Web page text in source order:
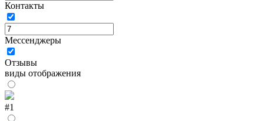
Контакты
Мессенджеры
Отзывы
виды отображения
#1